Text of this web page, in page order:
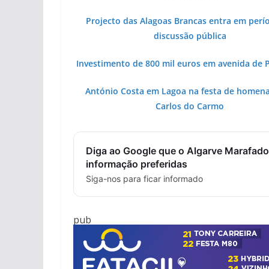
Projecto das Alagoas Brancas entra em
discussão pública
Investimento de 800 mil euros em avenida de
António Costa em Lagoa na festa de
Carlos do Carmo
Diga ao Google que o Algarve
informação preferidas
Siga-nos para ficar informado
pub